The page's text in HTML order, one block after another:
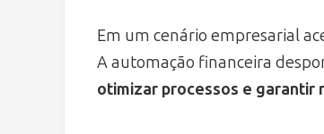
Em um cenário empresarial
A automação financeira
otimizar processos e garantir